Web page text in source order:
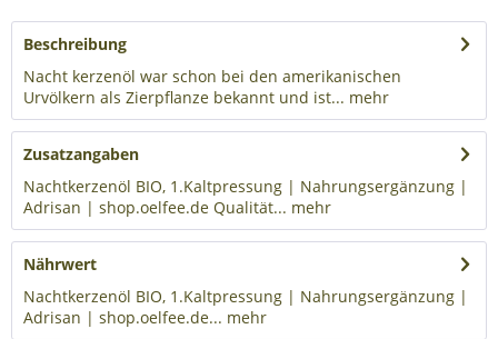
Beschreibung
Nacht kerzenöl war schon bei den amerikanischen
Urvölkern als Zierpflanze bekannt und ist... mehr
Zusatzangaben
Nachtkerzenöl BIO, 1.Kaltpressung | Nahrungsergänzung |
Adrisan | shop.oelfee.de Qualität... mehr
Nährwert
Nachtkerzenöl BIO, 1.Kaltpressung | Nahrungsergänzung |
Adrisan | shop.oelfee.de... mehr